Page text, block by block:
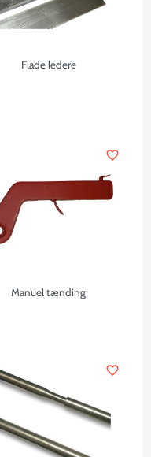
Flade ledere
Manuel tænding
favorite_border
favorite_border